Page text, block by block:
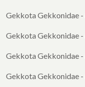
Gekkota Gekkonidae -
Gekkota Gekkonidae -
Gekkota Gekkonidae -
Gekkota Gekkonidae -